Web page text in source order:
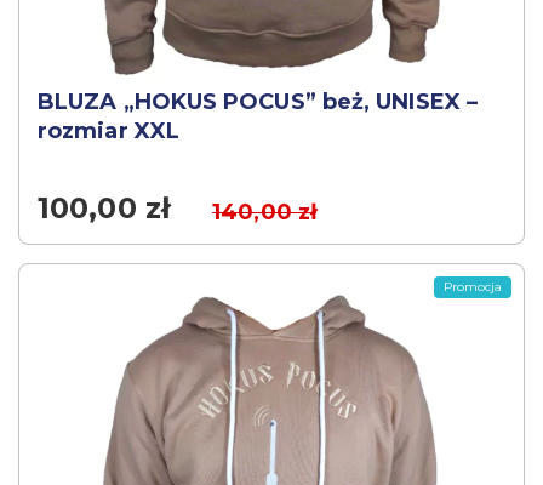
BLUZA „HOKUS POCUS” beż, UNISEX –
rozmiar XXL
100,00 zł 140,00zł
Promocja